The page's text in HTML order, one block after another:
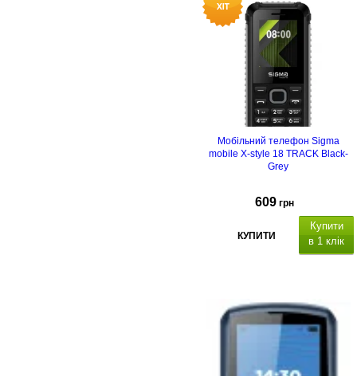
FM-радіо з
вбудованою антеною
USB Type C.
Мобільний телефон Sigma
mobile X-style 18 TRACK Black-
Grey
609 грн
КУПИТИ
Купити
в 1 клік